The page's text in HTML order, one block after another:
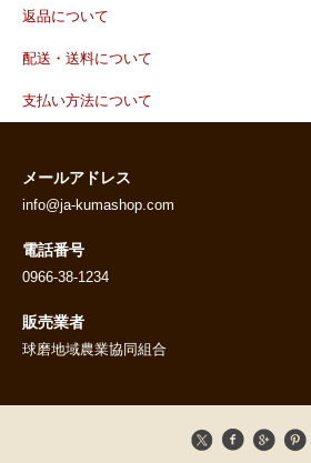
返品について
配送・送料について
支払い方法について
メールアドレス
info@ja-kumashop.com
電話番号
0966-38-1234
販売業者
球磨地域農業協同組合